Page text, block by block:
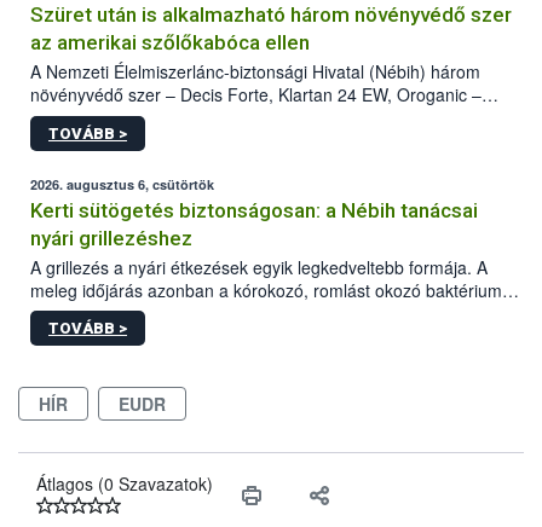
Szüret után is alkalmazható három növényvédő szer
az amerikai szőlőkabóca ellen
A Nemzeti Élelmiszerlánc-biztonsági Hivatal (Nébih) három
növényvédő szer – Decis Forte, Klartan 24 EW, Oroganic –
engedélyokiratát módosította, így azok a szüretet követően,
egészen a vesszőérettség (BBCH 91) stádiumáig
érésű szőlőkben is legyen lehetőség a károsító elleni további
védekezésre. Az Oroganic készítmény kis kiszerelésben kiskerti
felhasználók számára is elérhető és ökológiai termesztésben is
engedélyezett.
TOVÁBB >
2026. augusztus 6, csütörtök
Kerti sütögetés biztonságosan: a Nébih tanácsai
nyári grillezéshez
A grillezés a nyári étkezések egyik legkedveltebb formája. A
meleg időjárás azonban a kórokozó, romlást okozó baktériumok
gyorsabb szaporodásának is kedvez. A szabadtéri sütögetés
ezért nem csupán a megfelelő sütési technikáról szól: legalább
higiéniai szabályok betartása, a megfelelő hőkezelés, valamint a
maradékok szakszerű tárolása. A Nemzeti Élelmiszerlánc-
biztonsági Hivatal (Nébih) Oktatási Programja összegyűjtötte a
biztonságos grillezés legfontosabb tudnivalóit.
TOVÁBB >
HÍR EUDR
Átlagos (0 Szavazatok)